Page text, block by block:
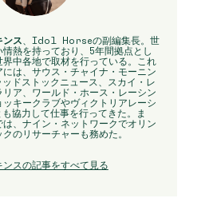
ンス 、Idol Horseの副編集長。世
熱を持っており、5年間拠点とし
中各地で取材を行っている。これ
には、サウス・チャイナ・モーニン
ドストックニュース、スカイ・レ
ア、ワールド・ホース・レーシン
キークラブやヴィクトリアレーシ
協力して仕事を行ってきた。ま
、ナイン・ネットワークでオリン
のリサーチャーも務めた。
スの記事をすべて見る